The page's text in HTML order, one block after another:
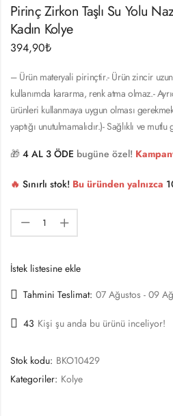
Pirinç Zirkon Taşlı Su Yolu
Kadın Kolye
394,90₺
– Ürün materyali pirinçtir.- Ürün zincir
kullanımda kararma, renk atma olmaz.-
ürünleri kullanmaya uygun olması
yaptığı unutulmamalıdır.)- Sağlıklı ve
🎁 4 AL 3 ÖDE bugüne özel!
🔥 Sınırlı stok! Bu üründen yalnızca
İstek listesine ekle
Tahmini Teslimat: 07 Ağustos - 09
43 Kişi şu anda bu ürünü inceliyor!
Stok kodu: BKO10429
Kategoriler: Kolye